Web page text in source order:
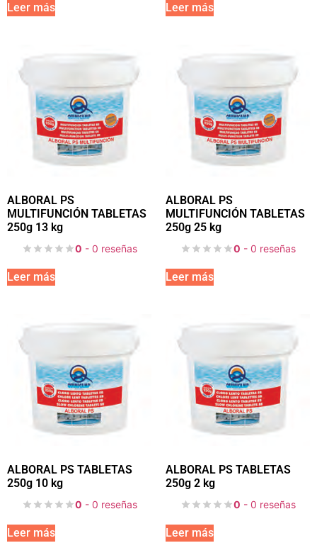
Leer más Leer más
ALBORAL PS
MULTIFUNCIÓN TABLETAS
250g 13 kg
0 - 0 reseñas
Leer más
ALBORAL PS
MULTIFUNCIÓN TABLETAS
250g 25 kg
0 - 0 reseñas
Leer más
ALBORAL PS TABLETAS
250g 10 kg
0 - 0 reseñas
Leer más
ALBORAL PS TABLETAS
250g 2 kg
0 - 0 reseñas
Leer más